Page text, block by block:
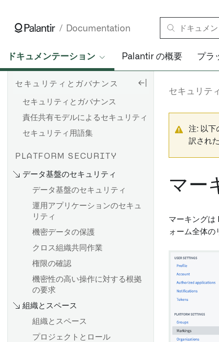
Documentation
ドキュメンテーション Palantir の概要 プラ
セキュリティとガバナンス
セキュリティとガバナンス
責任共有モデルによるセキュリティ
セキュリティ用語集
PLATFORM SECURITY
データ基盤のセキュリティ
データ基盤のセキュリティ
運用アプリケーションのセキュ
リティ
機密データの保護
クロス組織共同作業
権限の確認
機密性の高い操作に対する根拠
の要求
組織とスペース
組織とスペース
プロジェクトとロール
セキュリテ
注: 以下
訳され
マー
マーキングは
ォーム全体の